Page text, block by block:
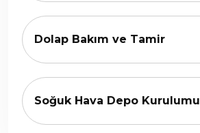
Dolap Bakım ve Tamir
Soğuk Hava Depo Kurulumu